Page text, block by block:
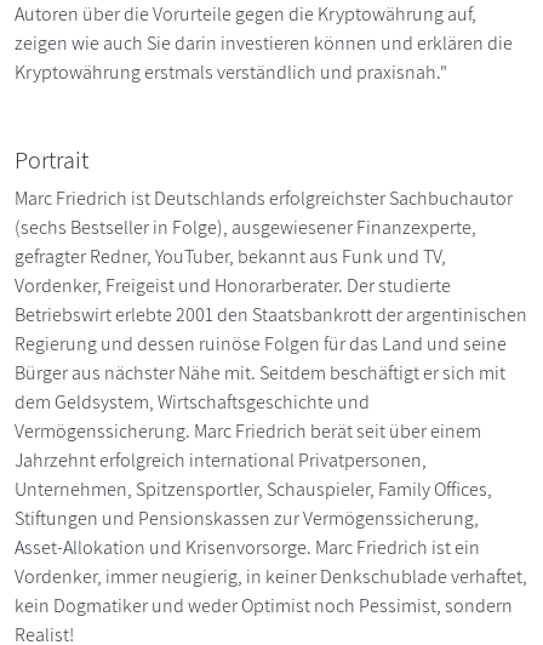
Autoren über die Vorurteile gegen die Kryptowährung auf,
zeigen wie auch Sie darin investieren können und erklären die
Kryptowährung erstmals verständlich und praxisnah."
Portrait
Marc Friedrich ist Deutschlands erfolgreichster Sachbuchautor
(sechs Bestseller in Folge), ausgewiesener Finanzexperte,
gefragter Redner, YouTuber, bekannt aus Funk und TV,
Vordenker, Freigeist und Honorarberater. Der studierte
Betriebswirt erlebte 2001 den Staatsbankrott der argentinischen
Regierung und dessen ruinöse Folgen für das Land und seine
Bürger aus nächster Nähe mit. Seitdem beschäftigt er sich mit
dem Geldsystem, Wirtschaftsgeschichte und
Vermögenssicherung. Marc Friedrich berät seit über einem
Jahrzehnt erfolgreich international Privatpersonen,
Unternehmen, Spitzensportler, Schauspieler, Family Offices,
Stiftungen und Pensionskassen zur Vermögenssicherung,
Asset-Allokation und Krisenvorsorge. Marc Friedrich ist ein
Vordenker, immer neugierig, in keiner Denkschublade verhaftet,
kein Dogmatiker und weder Optimist noch Pessimist, sondern
Realist!